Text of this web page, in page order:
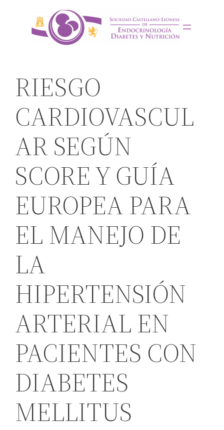
contenido
RIESGO
CARDIOVASCUL
AR SEGÚN
SCORE Y GUÍA
EUROPEA PARA
EL MANEJO DE
LA
HIPERTENSIÓN
ARTERIAL EN
PACIENTES CON
DIABETES
MELLITUS